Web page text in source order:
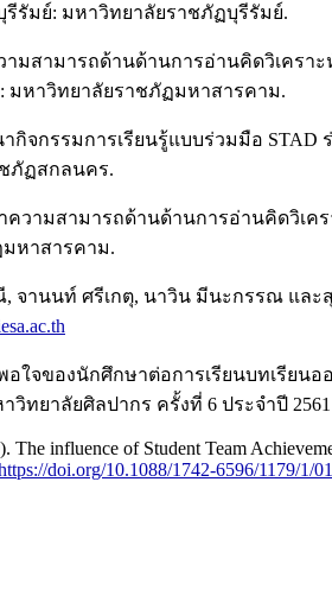
มย์: มหาวิทยาลัยราชภัฏบุรีรัมย์.
มสามารถด้านด้านการอ่านคิดวิเคร
หาวิทยาลัยราชภัฏมหาสารคาม.
กิจกรรมการเรียนรู้แบบร่วมมือ
ภัฏสกลนคร.
ความสามารถด้านด้านการอ่านคิดวิ
หาสารคาม.
านนท์ ศรีเกตุ, นาวิน มีนะกรรณ และ
พอใจของนักศึกษาต่อการเรียนบทเรี
ทยาลัยศิลปากร ครั้งที่ 6 ประจำปี
The influence of Student Team
doi.org/10.1088/1742-6596/1179/1/